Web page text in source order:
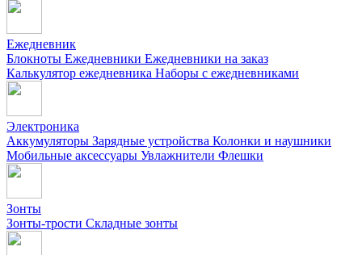
Ежедневник
Блокноты Ежедневники Ежедневники на заказ
Калькулятор ежедневника Наборы с ежедневниками
Электроника
Аккумуляторы Зарядные устройства Колонки и наушники
Мобильные аксессуары Увлажнители Флешки
Зонты
Зонты-трости Складные зонты